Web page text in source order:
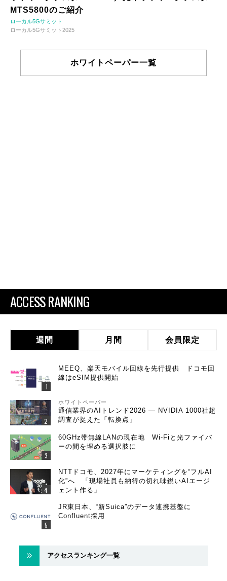
MTS5800のご紹介
ローカル5Gサミット
ローカル5Gサミット2025
ホワイトペーパー一覧
ACCESS RANKING
週間 月間 会員限定
MEEQ、楽天モバイル回線を先行提供 ドコモ回
線はeSIM提供開始
ホワイトペーパー
通信業界のAIトレンド2026 ― NVIDIA 1000社超
調査が捉えた「転換点」
60GHz帯無線LANの現在地 Wi-Fiと光ファイバ
ーの間を埋める選択肢に
NTTドコモ、2027年にマーケティングを“フルAI
化”へ 「現場社員も納得の切れ味鋭いAIエージ
ェント作る」
JR東日本、“新Suica”のデータ連携基盤に
Confluent採用
アクセスランキング一覧